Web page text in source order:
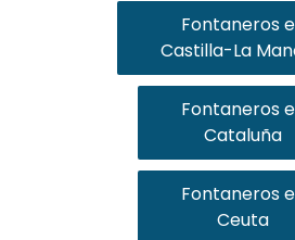
Fontaneros
Castilla-La
Fontaneros
Cataluña
Fontaneros
Ceuta